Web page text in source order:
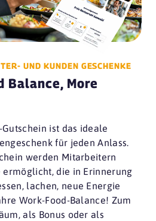
UND KUNDEN GESCHENKE
Balance, More
ist das ideale
für jeden Anlass.
werden Mitarbeitern
die in Erinnerung
lachen, neue Energie
Work-Food-Balance! Zum
als Bonus oder als